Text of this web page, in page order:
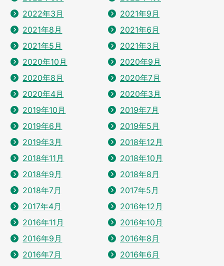
2022年3月
2021年9月
2021年8月
2021年6月
2021年5月
2021年3月
2020年10月
2020年9月
2020年8月
2020年7月
2020年4月
2020年3月
2019年10月
2019年7月
2019年6月
2019年5月
2019年3月
2018年12月
2018年11月
2018年10月
2018年9月
2018年8月
2018年7月
2017年5月
2017年4月
2016年12月
2016年11月
2016年10月
2016年9月
2016年8月
2016年7月
2016年6月